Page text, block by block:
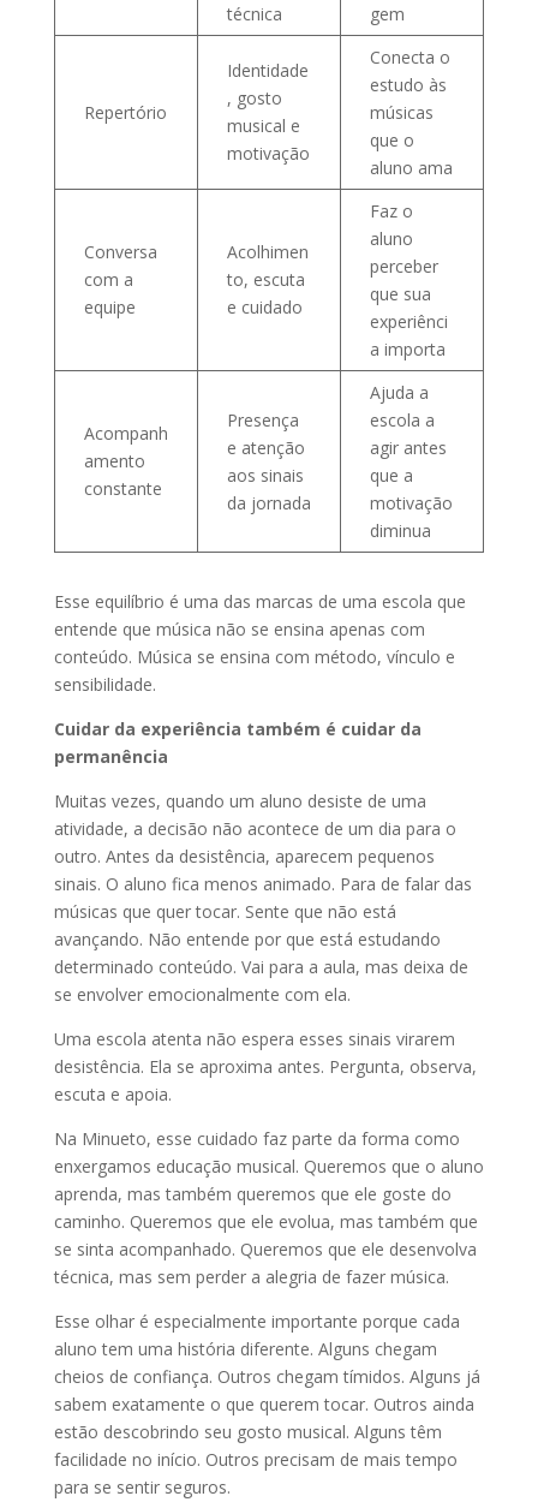
técnica
gem
Repertório
Identidade
, gosto
musical e
motivação
Conecta o
estudo às
músicas
que o
aluno ama
Conversa
com a
equipe
Acolhimen
to, escuta
e cuidado
Faz o
aluno
perceber
que sua
experiênci
a importa
Acompanh
amento
constante
Presença
e atenção
aos sinais
da jornada
Ajuda a
escola a
agir antes
que a
motivação
diminua
Esse equilíbrio é uma das marcas de uma escola que
entende que música não se ensina apenas com
conteúdo. Música se ensina com método, vínculo e
sensibilidade.
Cuidar da experiência também é cuidar da
permanência
Muitas vezes, quando um aluno desiste de uma
atividade, a decisão não acontece de um dia para o
outro. Antes da desistência, aparecem pequenos
sinais. O aluno fica menos animado. Para de falar das
músicas que quer tocar. Sente que não está
avançando. Não entende por que está estudando
determinado conteúdo. Vai para a aula, mas deixa de
se envolver emocionalmente com ela.
Uma escola atenta não espera esses sinais virarem
desistência. Ela se aproxima antes. Pergunta, observa,
escuta e apoia.
Na Minueto, esse cuidado faz parte da forma como
enxergamos educação musical. Queremos que o aluno
aprenda, mas também queremos que ele goste do
caminho. Queremos que ele evolua, mas também que
se sinta acompanhado. Queremos que ele desenvolva
técnica, mas sem perder a alegria de fazer música.
Esse olhar é especialmente importante porque cada
aluno tem uma história diferente. Alguns chegam
cheios de confiança. Outros chegam tímidos. Alguns já
sabem exatamente o que querem tocar. Outros ainda
estão descobrindo seu gosto musical. Alguns têm
facilidade no início. Outros precisam de mais tempo
para se sentir seguros.